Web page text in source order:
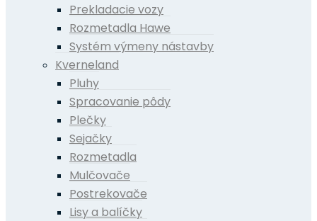
Prekladacie vozy
Rozmetadla Hawe
Systém výmeny nástavby
Kverneland
Pluhy
Spracovanie pôdy
Plečky
Sejačky
Rozmetadla
Mulčovače
Postrekovače
Lisy a balíčky